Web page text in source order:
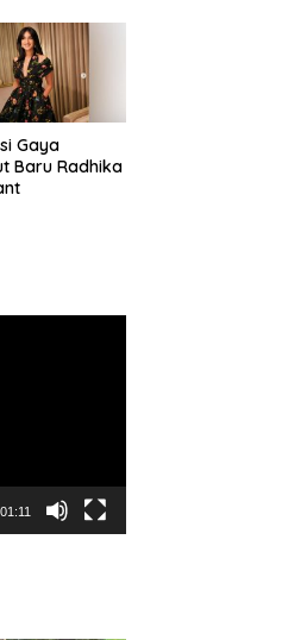
Gaya
Baru Radhika
01:11